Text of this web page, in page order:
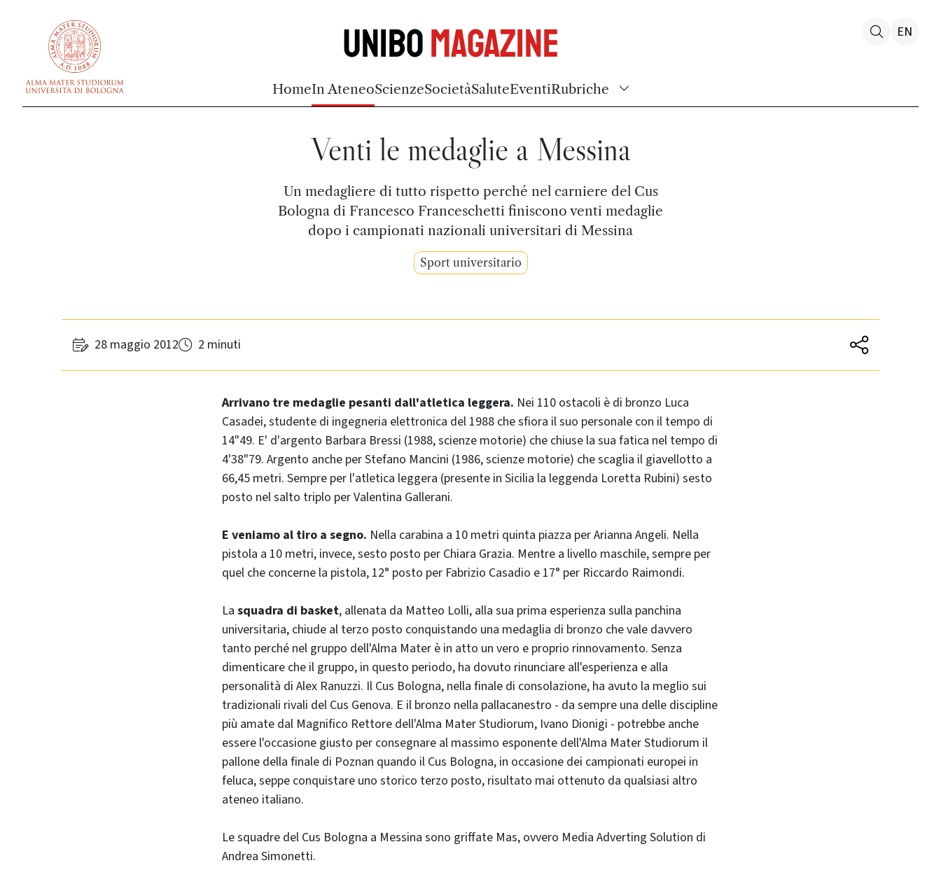
UniboMagazine
HomeIn AteneoScienzeSocietàSaluteEventiRubriche
EN
Venti le medaglie a Messina
Un medagliere di tutto rispetto perché nel carniere del Cus
Bologna di Francesco Franceschetti finiscono venti medaglie
dopo i campionati nazionali universitari di Messina
Sport universitario
28 maggio 2012 2 minuti
Arrivano tre medaglie pesanti dall'atletica leggera. Nei 110 ostacoli è di bronzo Luca
Casadei, studente di ingegneria elettronica del 1988 che sfiora il suo personale con il tempo di
14"49. E' d'argento Barbara Bressi (1988, scienze motorie) che chiuse la sua fatica nel tempo di
4'38"79. Argento anche per Stefano Mancini (1986, scienze motorie) che scaglia il giavellotto a
66,45 metri. Sempre per l'atletica leggera (presente in Sicilia la leggenda Loretta Rubini) sesto
posto nel salto triplo per Valentina Gallerani.
E veniamo al tiro a segno. Nella carabina a 10 metri quinta piazza per Arianna Angeli. Nella
pistola a 10 metri, invece, sesto posto per Chiara Grazia. Mentre a livello maschile, sempre per
quel che concerne la pistola, 12° posto per Fabrizio Casadio e 17° per Riccardo Raimondi.
La squadra di basket, allenata da Matteo Lolli, alla sua prima esperienza sulla panchina
universitaria, chiude al terzo posto conquistando una medaglia di bronzo che vale davvero
tanto perché nel gruppo dell'Alma Mater è in atto un vero e proprio rinnovamento. Senza
dimenticare che il gruppo, in questo periodo, ha dovuto rinunciare all'esperienza e alla
personalità di Alex Ranuzzi. Il Cus Bologna, nella finale di consolazione, ha avuto la meglio sui
tradizionali rivali del Cus Genova. E il bronzo nella pallacanestro - da sempre una delle discipline
più amate dal Magnifico Rettore dell'Alma Mater Studiorum, Ivano Dionigi - potrebbe anche
essere l'occasione giusto per consegnare al massimo esponente dell'Alma Mater Studiorum il
pallone della finale di Poznan quando il Cus Bologna, in occasione dei campionati europei in
feluca, seppe conquistare uno storico terzo posto, risultato mai ottenuto da qualsiasi altro
ateneo italiano.
Le squadre del Cus Bologna a Messina sono griffate Mas, ovvero Media Adverting Solution di
Andrea Simonetti.